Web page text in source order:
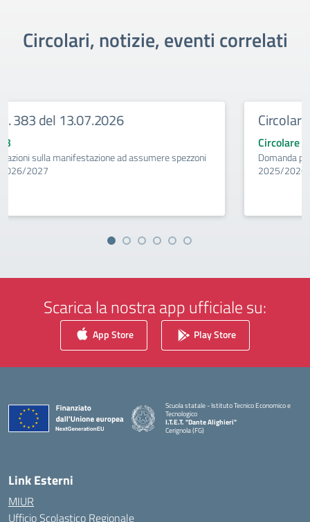
Circolari, notizie, eventi correlati
ad assumere spezzoni
Circolare n. 382 del
Domanda per la valorizzazione del
Scarica la nostra app ufficiale su:
App Store Play Store
Scuola statale - Istituto Tecnico Economico e
Tecnologico
I.T.E.T. "Dante Alighieri"
Cerignola (FG)
— Visita la pagina iniziale della scuola
Link Esterni
MIUR
Ufficio Scolastico Regionale